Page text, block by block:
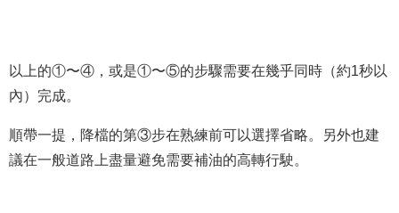
以上的①〜④，或是①〜⑤的步驟需要在幾乎同時（約1秒以
內）完成。
順帶一提，降檔的第③步在熟練前可以選擇省略。另外也建
議在一般道路上盡量避免需要補油的高轉行駛。